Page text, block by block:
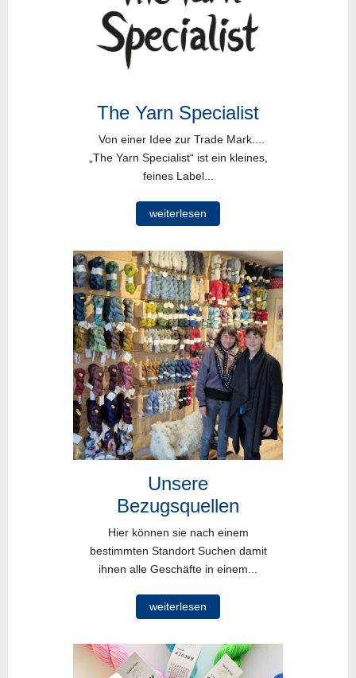
The Yarn Specialist
Von einer Idee zur Trade Mark....
„The Yarn Specialist“ ist ein kleines,
feines Label...
weiterlesen
Unsere
Bezugsquellen
Hier können sie nach einem
bestimmten Standort Suchen damit
ihnen alle Geschäfte in einem...
weiterlesen